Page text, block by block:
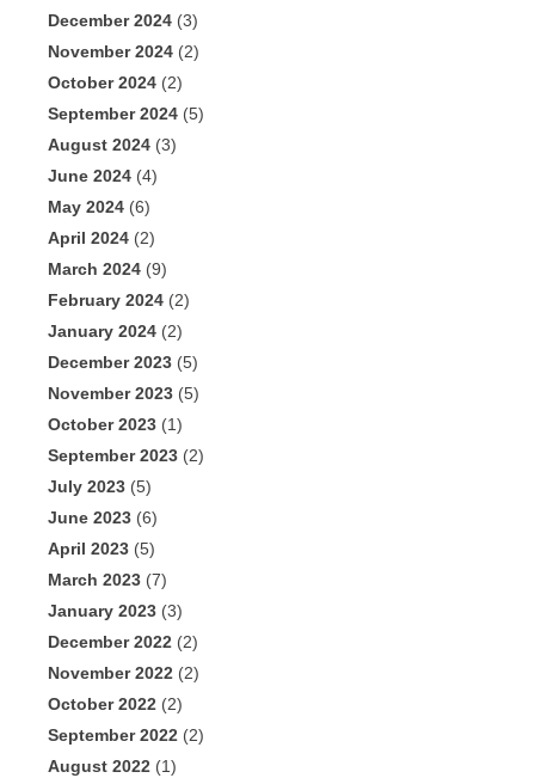
December 2024 (3)
November 2024 (2)
October 2024 (2)
September 2024 (5)
August 2024 (3)
June 2024 (4)
May 2024 (6)
April 2024 (2)
March 2024 (9)
February 2024 (2)
January 2024 (2)
December 2023 (5)
November 2023 (5)
October 2023 (1)
September 2023 (2)
July 2023 (5)
June 2023 (6)
April 2023 (5)
March 2023 (7)
January 2023 (3)
December 2022 (2)
November 2022 (2)
October 2022 (2)
September 2022 (2)
August 2022 (1)